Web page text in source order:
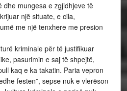
dhe mungesa e zgjidhjeve të
një situate, e cila,
me një tenxhere me presion
kriminale për të justifikuar
pasurimin e saj të shpejtë,
kaq e ka takatin. Paria vepron
festen”, sepse nuk e vlerëson